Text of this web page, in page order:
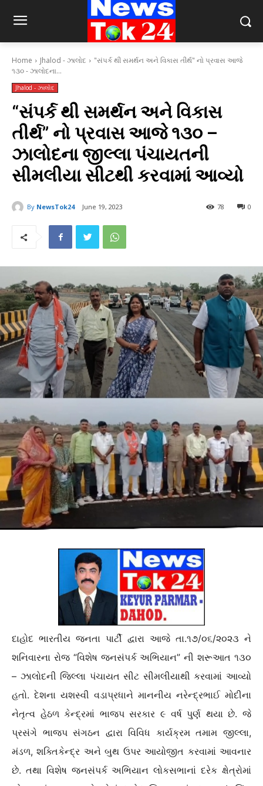
Home Jhalod - ઝાલોદ
"સંપર્ક થી સમર્થન અને વિકાસ તીર્થ" નો પ્રવાસ આજે
૧૩૦ - ઝાલોદના...
Jhalod - ઝાલોદ
“સંપર્ક થી સમર્થન અને વિકાસ
તીર્થ” નો પ્રવાસ આજે ૧૩૦ –
ઝાલોદના જીલ્લા પંચાયતની
સીમલીયા સીટથી કરવામાં આવ્યો
By NewsTok24 June 19, 2023 0
78
દાહોદ ભારતીય જનતા પાર્ટી દ્વારા આજે તા.૧૭/૦૬/૨૦૨૩ ને
શનિવારના રોજ “વિશેષ જનસંપર્ક અભિયાન” ની શરૂઆત ૧૩૦
– ઝાલોદની જિલ્લા પંચાયત સીટ સીમલીયાથી કરવામાં આવ્યો
હતો. દેશના યશસ્વી વડાપ્રધાને માનનીય નરેન્દ્રભાઈ મોદીના
નેતૃત્વ હેઠળ કેન્દ્રમાં ભાજપ સરકાર ૯ વર્ષ પુર્ણ થયા છે. જે
પ્રસંગે ભાજપ સંગઠન દ્વારા વિવિધ કાર્યક્રમ તમામ જીલ્લા,
મંડળ, શક્તિકેન્દ્ર અને બુથ ઉપર આયોજીત કરવામાં આવનાર
છે. તથા વિશેષ જનસંપર્ક અભિયાન લોકસભાનાં દરેક ક્ષેત્રોમાં